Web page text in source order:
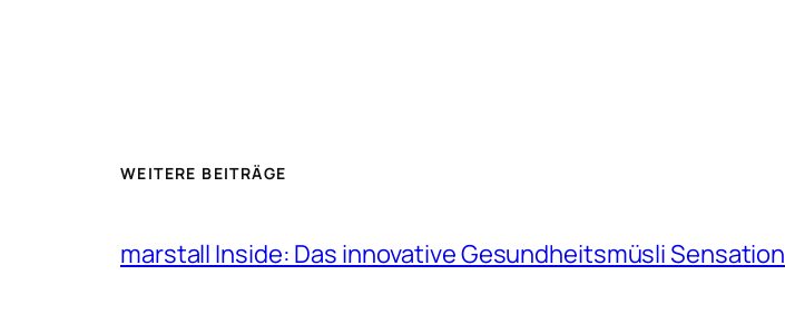
WEITERE BEITRÄGE
marstall Inside: Das innovative Gesundheitsmüsli Sensation